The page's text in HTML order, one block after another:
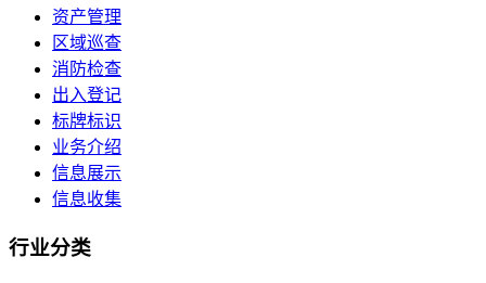
资产管理
区域巡查
消防检查
出入登记
标牌标识
业务介绍
信息展示
信息收集
行业分类